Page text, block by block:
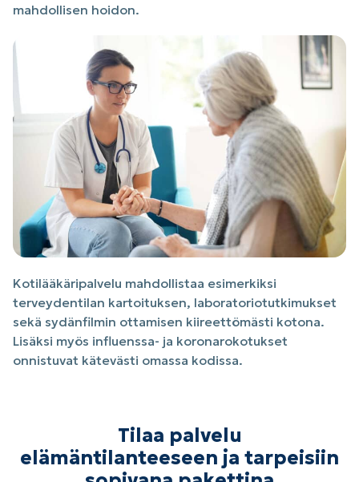
mahdollisen hoidon.
Kotilääkäripalvelu mahdollistaa esimerkiksi
terveydentilan kartoituksen, laboratoriotutkimukset
sekä sydänfilmin ottamisen kiireettömästi kotona.
Lisäksi myös influenssa- ja koronarokotukset
onnistuvat kätevästi omassa kodissa.
Tilaa palvelu
elämäntilanteeseen ja tarpeisiin